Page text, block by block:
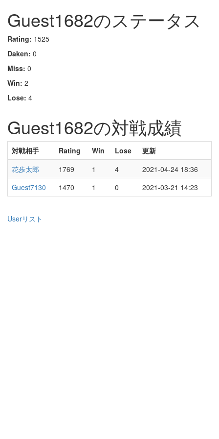
Guest1682のステータス
Rating: 1525
Daken: 0
Miss: 0
Win: 2
Lose: 4
Guest1682の対戦成績
対戦相手 Rating Win Lose
更新
花歩太郎
1769 1 4
2021-04-24 18:36
Guest7130
1470 1 0 2021-03-21 14:23
Userリスト